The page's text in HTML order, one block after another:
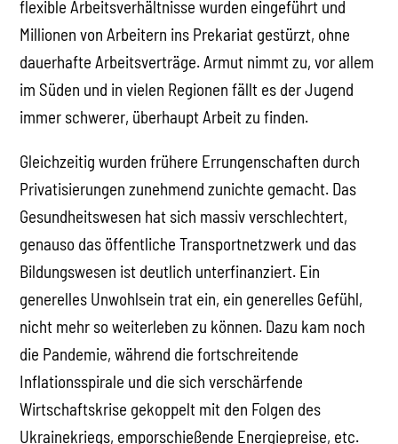
flexible Arbeitsverhältnisse wurden eingeführt und
Millionen von Arbeitern ins Prekariat gestürzt, ohne
dauerhafte Arbeitsverträge. Armut nimmt zu, vor allem
im Süden und in vielen Regionen fällt es der Jugend
immer schwerer, überhaupt Arbeit zu finden.
Gleichzeitig wurden frühere Errungenschaften durch
Privatisierungen zunehmend zunichte gemacht. Das
Gesundheitswesen hat sich massiv verschlechtert,
genauso das öffentliche Transportnetzwerk und das
Bildungswesen ist deutlich unterfinanziert. Ein
generelles Unwohlsein trat ein, ein generelles Gefühl,
nicht mehr so weiterleben zu können. Dazu kam noch
die Pandemie, während die fortschreitende
Inflationsspirale und die sich verschärfende
Wirtschaftskrise gekoppelt mit den Folgen des
Ukrainekriegs, emporschießende Energiepreise, etc.